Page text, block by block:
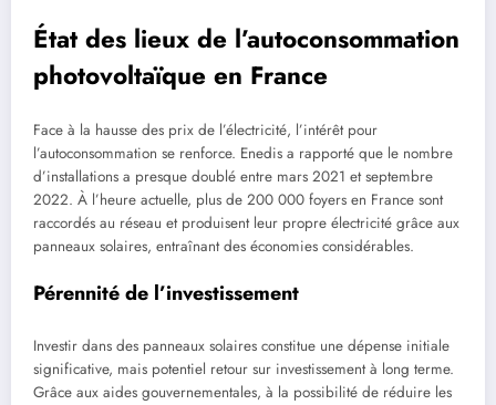
État des lieux de l’autoconsommation
photovoltaïque en France
Face à la hausse des prix de l’électricité, l’intérêt pour
l’autoconsommation se renforce. Enedis a rapporté que le nombre
d’installations a presque doublé entre mars 2021 et septembre
2022. À l’heure actuelle, plus de 200 000 foyers en France sont
raccordés au réseau et produisent leur propre électricité grâce aux
panneaux solaires, entraînant des économies considérables.
Pérennité de l’investissement
Investir dans des panneaux solaires constitue une dépense initiale
significative, mais potentiel retour sur investissement à long terme.
Grâce aux aides gouvernementales, à la possibilité de réduire les